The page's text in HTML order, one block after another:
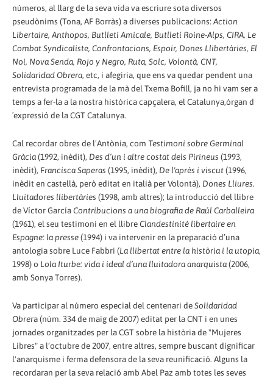
números, al llarg de la seva vida va escriure sota diversos
pseudònims (Tona, AF Borràs) a diverses publicacions: Action
Libertaire, Anthopos, Butlletí Amicale, Butlletí Roine-Alps, CIRA, Le
Combat Syndicaliste, Confrontacions, Espoir, Dones Llibertàries, El
Noi, Nova Senda, Rojo y Negro, Ruta, Solc, Volontà, CNT,
Solidaridad Obrera, etc, i afegiria, que ens va quedar pendent una
entrevista programada de la mà del Txema Bofill, ja no hi vam ser a
temps a fer-la a la nostra històrica capçalera, el Catalunya,òrgan d
´expressió de la CGT Catalunya.
Cal recordar obres de l'Antònia, com Testimoni sobre Germinal
Gràcia(1992, inèdit), Des d’un i altre costat dels Pirineus (1993,
inèdit), Francisca Saperas (1995, inèdit), De l'après i viscut(1996,
inèdit en castellà, però editat en italià per Volontà), Dones Lliures.
Lluitadores llibertàries (1998, amb altres); la introducció del llibre
de Víctor GarcíaContribucions a una biografia de Raúl Carballeira
(1961), el seu testimoni en el llibreClandestinité libertaire en
Espagne: la presse(1994) i va intervenir en la preparació d’una
antologia sobre Luce Fabbri (La llibertat entre la història i la utopia,
1998) o Lola Iturbe: vida i ideal d’una lluitadora anarquista(2006,
amb Sonya Torres).
Va participar al número especial del centenari deSolidaridad
Obrera (núm. 334 de maig de 2007) editat per la CNT i en unes
jornades organitzades per la CGT sobre la història de "Mujeres
Libres" a l’octubre de 2007, entre altres, sempre buscant dignificar
l'anarquisme i ferma defensora de la seva reunificació. Alguns la
recordaran per la seva relació amb Abel Paz amb totes les seves